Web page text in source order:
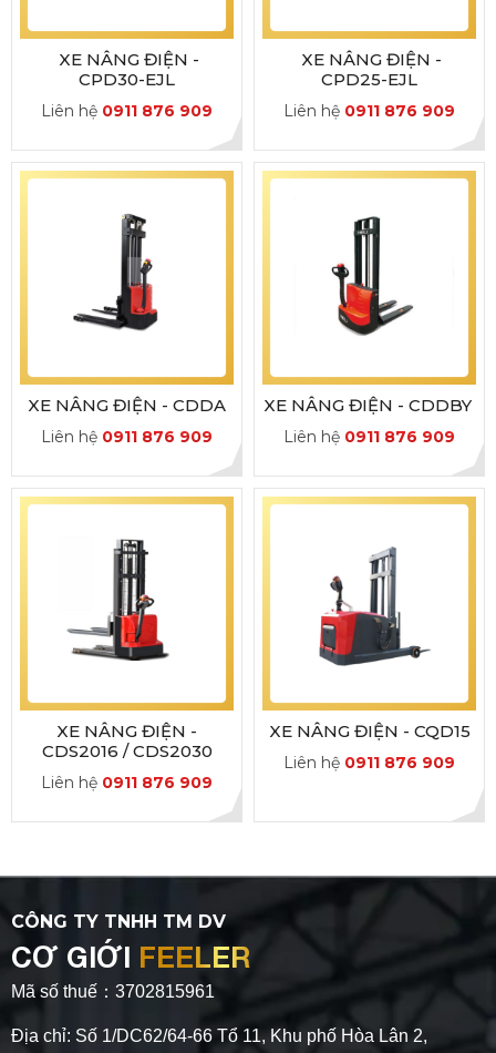
XE NÂNG ĐIỆN -
CPD30-EJL
Liên hệ 0911 876 909
XE NÂNG ĐIỆN -
CPD25-EJL
Liên hệ 0911 876 909
XE NÂNG ĐIỆN - CDDA
Liên hệ 0911 876 909
XE NÂNG ĐIỆN - CDDBY
Liên hệ 0911 876 909
XE NÂNG ĐIỆN -
CDS2016 / CDS2030
Liên hệ 0911 876 909
XE NÂNG ĐIỆN - CQD15
Liên hệ 0911 876 909
CÔNG TY TNHH TM DV
CƠ GIỚI FEELER
Mã số thuế：3702815961
Địa chỉ: Số 1/DC62/64-66 Tổ 11, Khu phố Hòa Lân 2,